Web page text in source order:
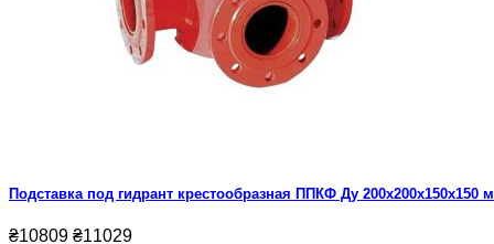
Подставка под гидрант крестообразная ППКФ Ду 200х200х150х150
₴10809 ₴11029